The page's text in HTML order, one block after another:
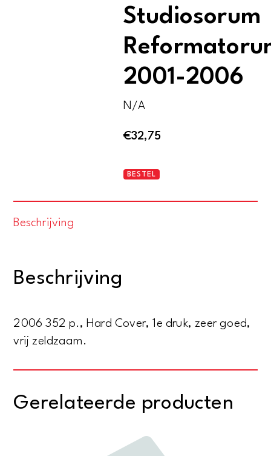
Studiosorum
2001-2006
N/A
€32,75
Cactus.
Studiosorum
aantal
BESTEL
Beschrijving
Beschrijving
2006 352 p., Hard Cover, 1e druk, zeer goed,
vrij zeldzaam.
Gerelateerde producten